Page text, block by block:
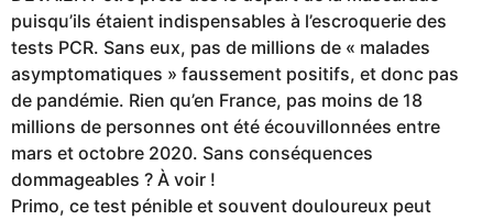
puisqu’ils étaient indispensables à l’escroquerie des
tests PCR. Sans eux, pas de millions de « malades
asymptomatiques » faussement positifs, et donc pas
de pandémie. Rien qu’en France, pas moins de 18
millions de personnes ont été écouvillonnées entre
mars et octobre 2020. Sans conséquences
dommageables ? À voir !
Primo, ce test pénible et souvent douloureux peut